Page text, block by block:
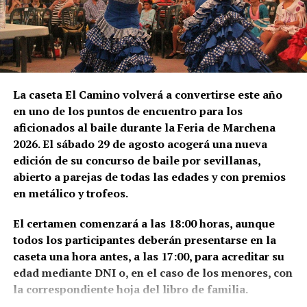
El trabajador debe comprobar antes de salir:
Salario bruto por hora.
Duración mínima del contrato.
Horario y pago de horas extraordinarias.
Condiciones del alojamiento.
Comidas incluidas.
Transporte hasta las parcelas.
Alta en la Seguridad Social agraria francesa.
Los sindicatos advierten de que nadie debe cobrar al
trabajador por conseguirle una oferta. Recomiendan
viajar con el contrato acordado directamente con la
explotación y desconfiar de anuncios difundidos por
redes sociales que soliciten pagos anticipados.
El marqués de Cádiz vuelve a
entrar cada agosto en Málaga
La Feria de Málaga nació de la conmemoración de la
incorporación de la ciudad a la Corona de Castilla,
consumada en agosto de 1487. La entrada solemne
de los Reyes Católicos se produjo el 19 de agosto,
La caseta El Camino volverá a convertirse este año
en uno de los puntos de encuentro para los
aficionados al baile durante la Feria de Marchena
2026. El sábado 29 de agosto acogerá una nueva
edición de su concurso de baile por sevillanas,
abierto a parejas de todas las edades y con premios
en metálico y trofeos.
El certamen comenzará a las 18:00 horas, aunque
todos los participantes deberán presentarse en la
caseta una hora antes, a las 17:00, para acreditar su
edad mediante DNI o, en el caso de los menores, con
la correspondiente hoja del libro de familia.